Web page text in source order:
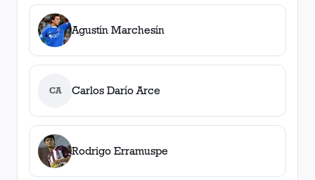
Agustín Marchesín
CA Carlos Darío Arce
Rodrigo Erramuspe